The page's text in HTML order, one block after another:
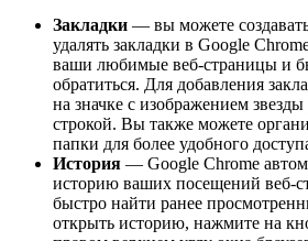
Закладки — вы можете
удалять закладки в Google
ваши любимые веб-страницы и
обратиться. Для добавления
на значке с изображением
строкой. Вы также можете
папки для более удобного
История — Google Chrome
историю ваших посещений веб-
быстро найти ранее
открыть историю, нажмите на